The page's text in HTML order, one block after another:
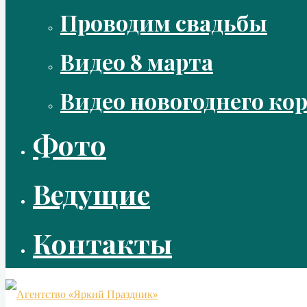
Проводим свадьбы
Видео 8 марта
Видео новогоднего
Фото
Ведущие
Контакты